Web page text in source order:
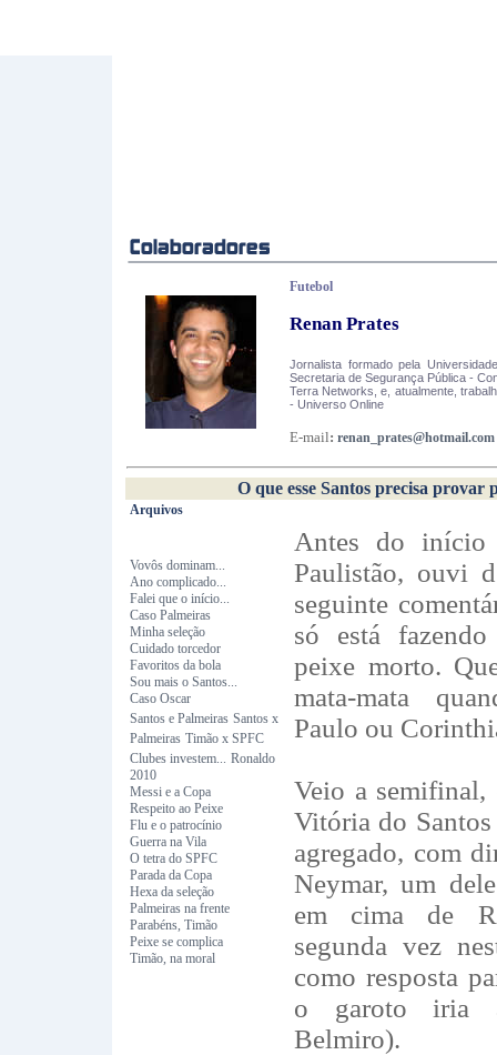
Futebol
Renan Prates
Jornalista formado pela
Secretaria de Segurança Pública -
Terra Networks, e, atualmente,
- Universo Online
E-mail: renan_prates@hotmail.com
O que esse Santos precisa provar
Arquivos
Vovôs dominam...
Ano complicado...
Falei que o início...
Caso Palmeiras
Minha seleção
Cuidado torcedor
Favoritos da bola
Sou mais o Santos...
Caso Oscar
Santos e Palmeiras Santos x
Palmeiras Timão x SPFC
Clubes investem... Ronaldo
2010
Messi e a Copa
Respeito ao Peixe
Flu e o patrocínio
Guerra na Vila
O tetra do SPFC
Parada da Copa
Hexa da seleção
Palmeiras na frente
Parabéns, Timão
Peixe se complica
Timão, na moral
Antes do início
Paulistão, ouvi
seguinte
só está
peixe morto.
mata-mata
Paulo ou
Veio a semifinal,
Vitória do
agregado, com
Neymar, um
em cima de
segunda vez
como resposta
o garoto iria
Belmiro).